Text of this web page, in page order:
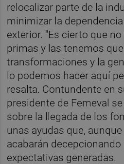
relocalizar parte de la
minimizar la
exterior. "Es cierto que
primas y las tenemos
transformaciones y la
lo podemos hacer aquí
resalta. Contundente en
presidente de Femeval
sobre la llegada de los
unas ayudas que,
acabarán decepcionando
expectativas generadas.